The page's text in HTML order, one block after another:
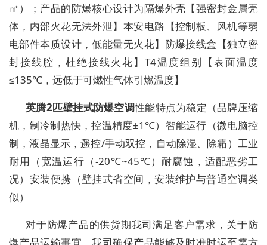
㎡）；产品的防爆核心设计为隔爆外壳【强密封金属壳
体，内部火花无法外泄】本安电路【控制板、风机等弱
电部件本质设计，低能量无火花】防爆接线盒【独立密
封接线腔，杜绝接线火花】T4温度组别【表面温度
≤135℃，远低于可燃性气体引燃温度】
英腾2匹壁挂式防爆空调性能特点为稳定（品牌压缩
机，制冷制热快，控温精度±1℃）智能运行（微电脑控
制，液晶显示，遥控/手动双控，自动除湿、除霜）工业
耐用（宽温运行（-20℃~45℃）耐腐蚀，适配恶劣工
况）安装便携（壁挂式省空间，安装维护与普通空调类
似）
对于防爆产品的供货期我司满足客户需求，关于防